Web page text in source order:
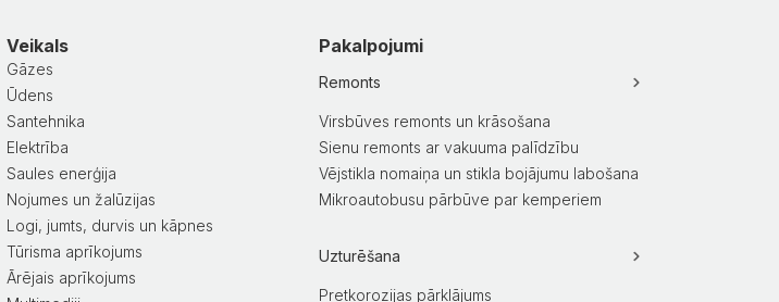
Veikals
Gāzes
Ūdens
Santehnika
Elektrība
Saules enerģija
Nojumes un žalūzijas
Logi, jumts, durvis un kāpnes
Tūrisma aprīkojums
Ārējais aprīkojums
Pakalpojumi
Remonts
Virsbūves remonts un krāsošana
Sienu remonts ar vakuuma palīdzību
Vējstikla nomaiņa un stikla bojājumu labošana
Mikroautobusu pārbūve par kemperiem
Uzturēšana
Pretkorozijas pārklājums